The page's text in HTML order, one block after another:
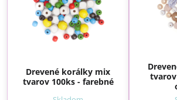
Drevené korálky mix
tvarov 100ks - farebné